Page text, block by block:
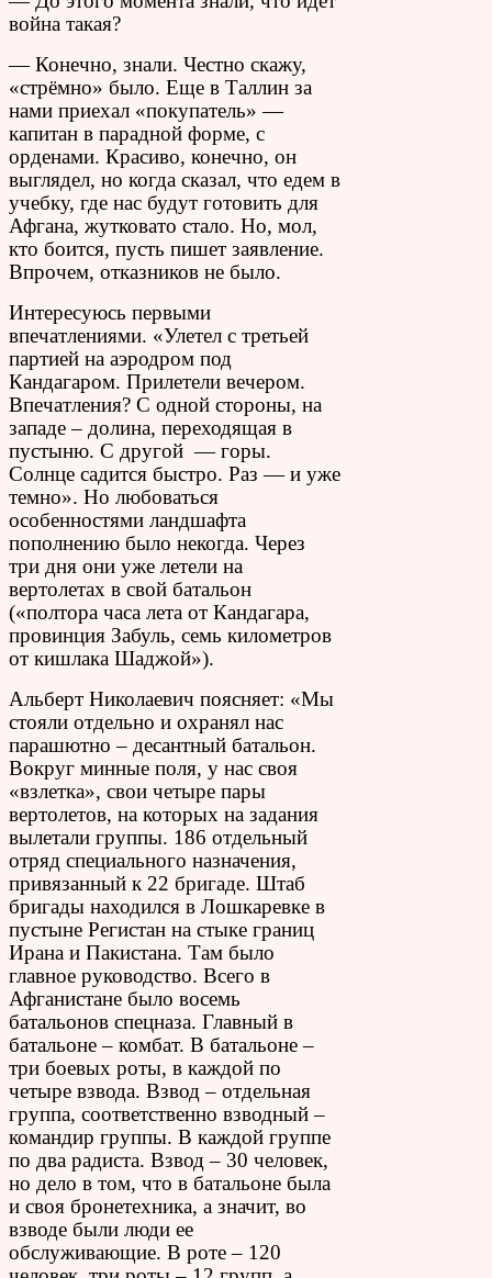
война такая?
— Конечно, знали. Честно скажу,
«стрёмно» было. Еще в Таллин за
нами приехал «покупатель» —
капитан в парадной форме, с
орденами. Красиво, конечно, он
выглядел, но когда сказал, что едем в
учебку, где нас будут готовить для
Афгана, жутковато стало. Но, мол,
кто боится, пусть пишет заявление.
Впрочем, отказников не было.
Интересуюсь первыми
впечатлениями. «Улетел с третьей
партией на аэродром под
Кандагаром. Прилетели вечером.
Впечатления? С одной стороны, на
западе – долина, переходящая в
пустыню. С другой — горы.
Солнце садится быстро. Раз — и уже
темно». Но любоваться
особенностями ландшафта
пополнению было некогда. Через
три дня они уже летели на
вертолетах в свой батальон
(«полтора часа лета от Кандагара,
провинция Забуль, семь километров
от кишлака Шаджой»).
Альберт Николаевич поясняет: «Мы
стояли отдельно и охранял нас
парашютно – десантный батальон.
Вокруг минные поля, у нас своя
«взлетка», свои четыре пары
вертолетов, на которых на задания
вылетали группы. 186 отдельный
отряд специального назначения,
привязанный к 22 бригаде. Штаб
бригады находился в Лошкаревке в
пустыне Регистан на стыке границ
Ирана и Пакистана. Там было
главное руководство. Всего в
Афганистане было восемь
батальонов спецназа. Главный в
батальоне – комбат. В батальоне –
три боевых роты, в каждой по
четыре взвода. Взвод – отдельная
группа, соответственно взводный –
командир группы. В каждой группе
по два радиста. Взвод – 30 человек,
но дело в том, что в батальоне была
и своя бронетехника, а значит, во
взводе были люди ее
обслуживающие. В роте – 120